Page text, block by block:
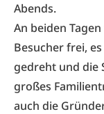
Abends.
An beiden
Besucher frei,
gedreht und die
großes
auch die